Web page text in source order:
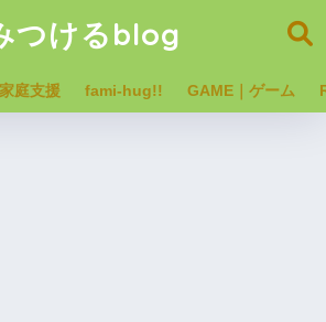
つけるblog
庭支援 fami-hug!! GAME｜ゲーム